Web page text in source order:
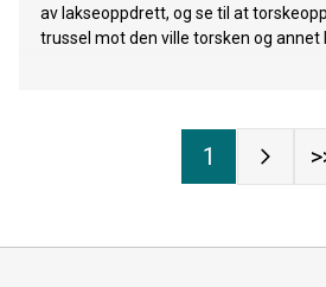
av lakseoppdrett, og se til at
trussel mot den ville torsken og annet
1